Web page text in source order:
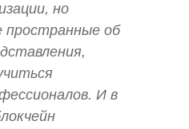
но
пространные об
И в